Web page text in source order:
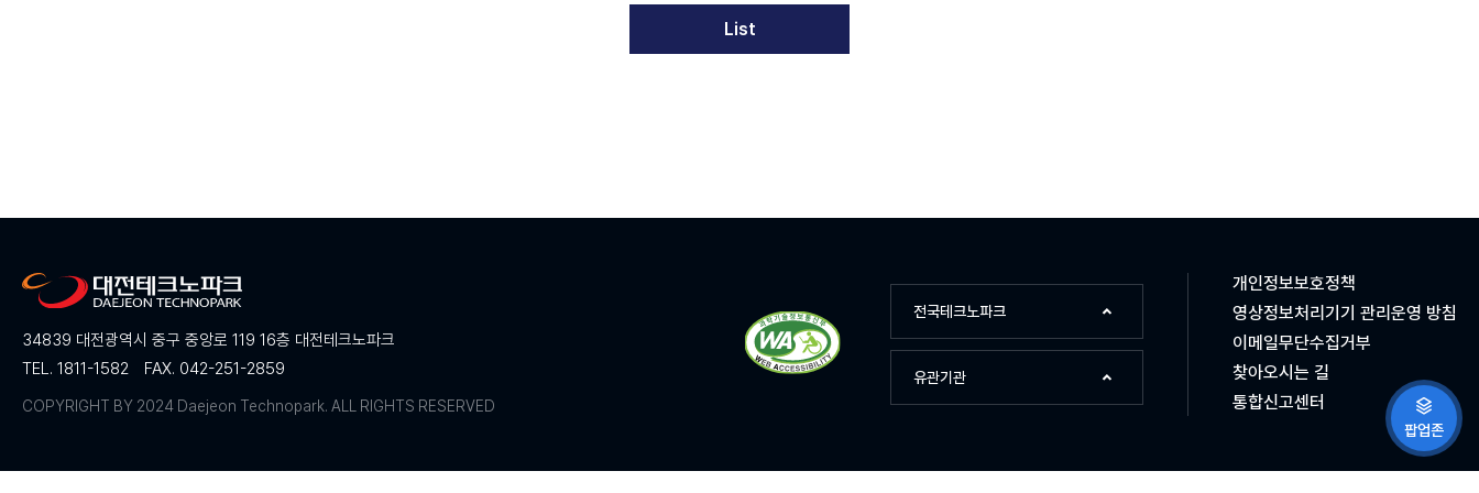
List
34839 대전광역시 중구 중앙로 119 16층 대전테크노파크
TEL. 1811-1582
FAX. 042-251-2859
COPYRIGHT BY 2024 Daejeon Technopark. ALL RIGHTS RESERVED
전국테크노파크
유관기관
개인정보보호정책
영상정보처리기기 관리운영 방침
이메일무단수집거부
찾아오시는 길
통합신고센터
팝업존